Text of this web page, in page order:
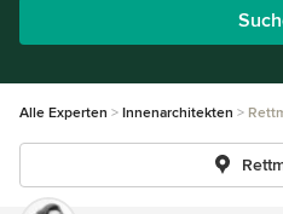
Alle Experten Innenarchitekten